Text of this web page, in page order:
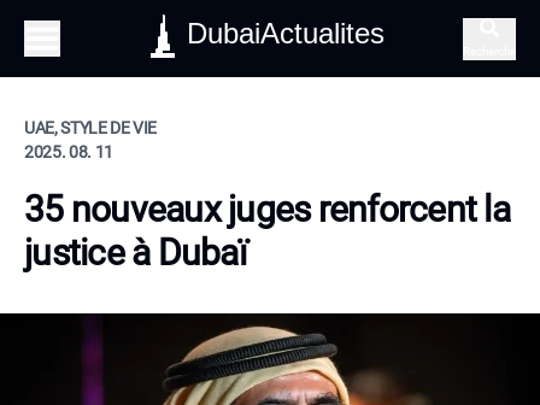
DubaiActualites
UAE, STYLE DE VIE
2025. 08. 11
35 nouveaux juges renforcent la
justice à Dubaï